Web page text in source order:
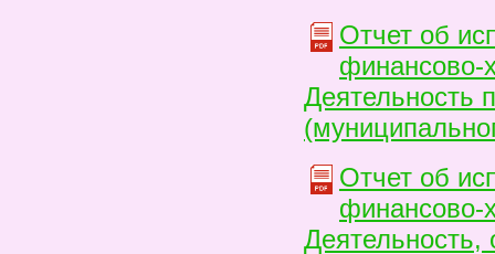
Отчет об
финансово-
Деятельность
Отчет об
финансово-
Деятельность,